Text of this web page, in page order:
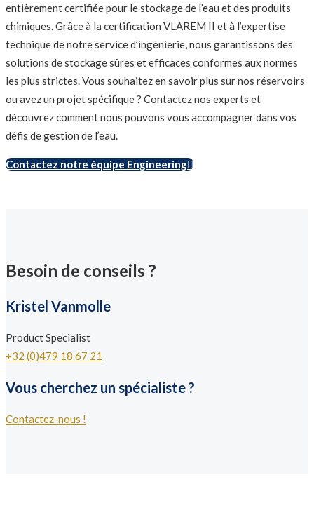
entièrement certifiée pour le stockage de l’eau et des produits
chimiques. Grâce à la certification VLAREM II et à l’expertise
technique de notre service d’ingénierie, nous garantissons des
solutions de stockage sûres et efficaces conformes aux normes
les plus strictes. Vous souhaitez en savoir plus sur nos réservoirs
ou avez un projet spécifique ? Contactez nos experts et
découvrez comment nous pouvons vous accompagner dans vos
défis de gestion de l’eau.
Contactez notre équipe Engineering
Besoin de conseils ?
Kristel Vanmolle
Product Specialist
+32 (0)479 18 67 21
Vous cherchez un spécialiste ?
Contactez-nous !